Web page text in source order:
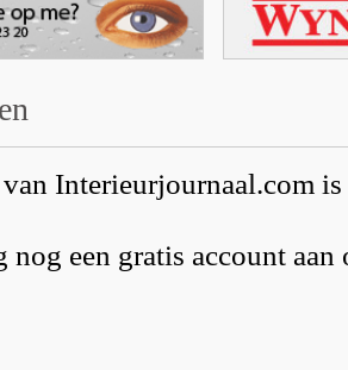
Interieurjournaal.com
nog een gratis account